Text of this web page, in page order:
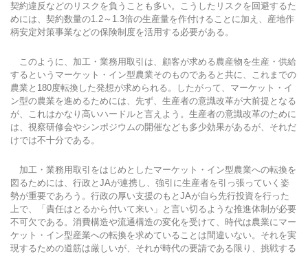
契約違反などのリスクを負うことも多い。こうしたリスクを回避するた
めには、契約数量の1.2～1.3倍の生産量を作付けることに加え、産地作
柄安定対策事業などの保険制度を活用する必要がある。
このように、加工・業務用取引は、顧客が求める農産物を生産・供給
するというマーケット・イン型農業そのものであると共に、これまでの
農業と180度転換した発想が求められる。したがって、マーケット・イ
ン型の農業を進めるためには、先ず、生産者の意識改革が大前提となる
が、これはかなり高いハードルと言えよう。生産者の意識改革のために
は、視察研修会やシンポジウムの開催なども多少効果があるが、それだ
けでは不十分である。
加工・業務用取引をはじめとしたマーケット・イン型農業への転換を
図るためには、行政とJAが連携し、強引に生産者を引っ張っていく姿
勢が重要であろう。行政の厚い支援のもとJAが自ら先行投資を行った
上で、「責任はとるから付いて来い」と言い切るような推進体制が必要
不可欠である。消費構造や流通構造の変化を受けて、時代は農業にマー
ケット・イン型産業への転換を求めていることは間違いない。それを実
現するための道筋は厳しいが、それが時代の要請である限り、挑戦する